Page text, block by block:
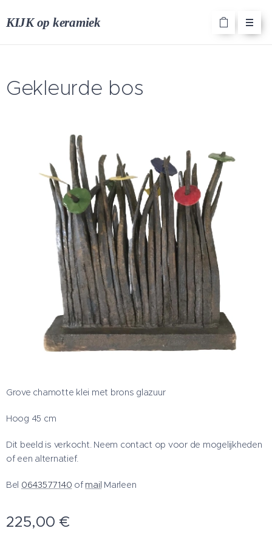
KIJK op keramiek
Gekleurde bos
Grove chamotte klei met brons glazuur
Hoog 45 cm
Dit beeld is verkocht. Neem contact op voor de mogelijkheden
of een alternatief.
Bel 0643577140 of mail Marleen
225,00 €